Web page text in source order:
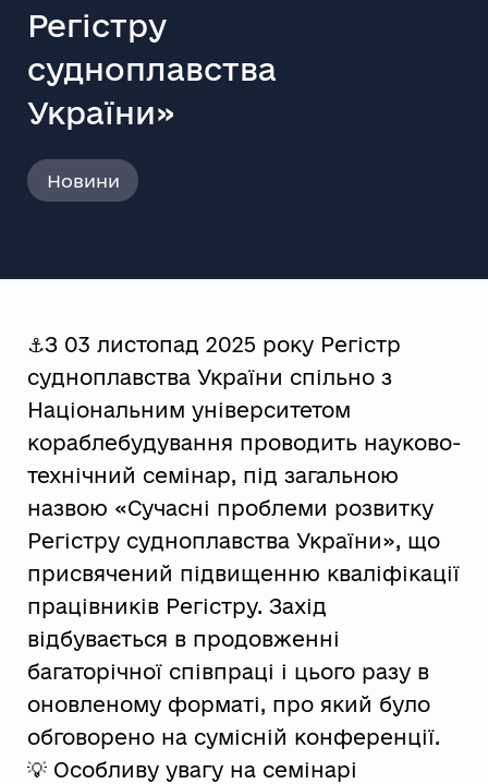
Регістру
судноплавства
України»
Новини
⚓З 03 листопад 2025 року Регістр
судноплавства України спільно з
Національним університетом
кораблебудування проводить науково-
технічний семінар, під загальною
назвою «Сучасні проблеми розвитку
Регістру судноплавства України», що
присвячений підвищенню кваліфікації
працівників Регістру. Захід
відбувається в продовженні
багаторічної співпраці і цього разу в
оновленому форматі, про який було
обговорено на сумісній конференції.
💡 Особливу увагу на семінарі